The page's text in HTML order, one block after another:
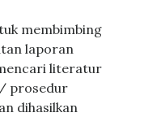
membimbing
laporan
literatur
prosedur
dihasilkan